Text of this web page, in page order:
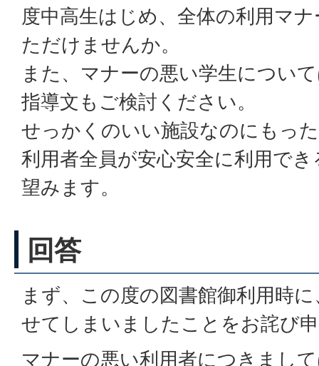
度中高生はじめ、全体の利用マ
ただけませんか。
また、マナーの悪い学生につい
指導文もご検討ください。
せっかくのいい施設なのにもっ
利用者全員が安心安全に利用で
望みます。
回答
まず、この度の図書館御利用時
せてしまいましたことをお詫び
マナーの悪い利用者につきまし